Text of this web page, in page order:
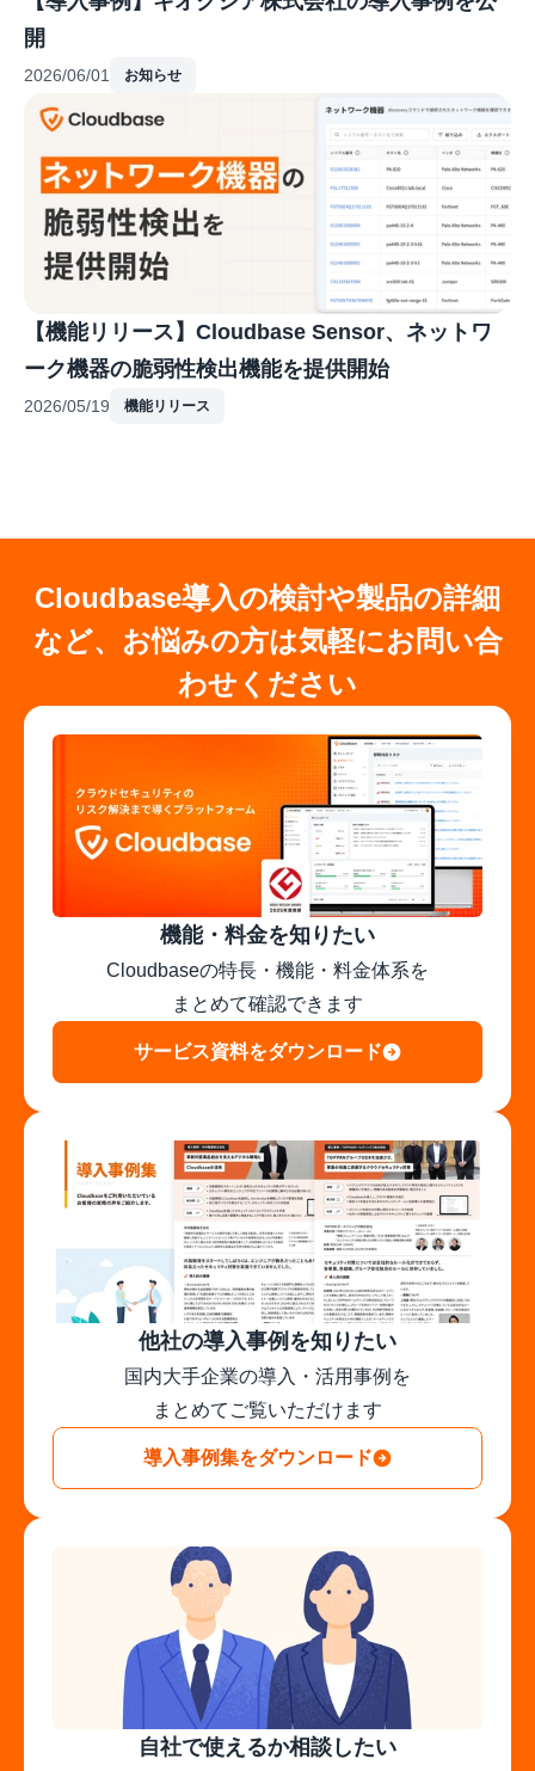
開
2026/06/01 お知らせ
【機能リリース】Cloudbase Sensor、ネットワ
ーク機器の脆弱性検出機能を提供開始
2026/05/19 機能リリース
Cloudbase導入の検討や製品の詳細
など、お悩みの方は気軽にお問い合
わせください
機能・料金を知りたい
Cloudbaseの特長・機能・料金体系を
まとめて確認できます
サービス資料をダウンロード
他社の導入事例を知りたい
国内大手企業の導入・活用事例を
まとめてご覧いただけます
導入事例集をダウンロード
自社で使えるか相談したい